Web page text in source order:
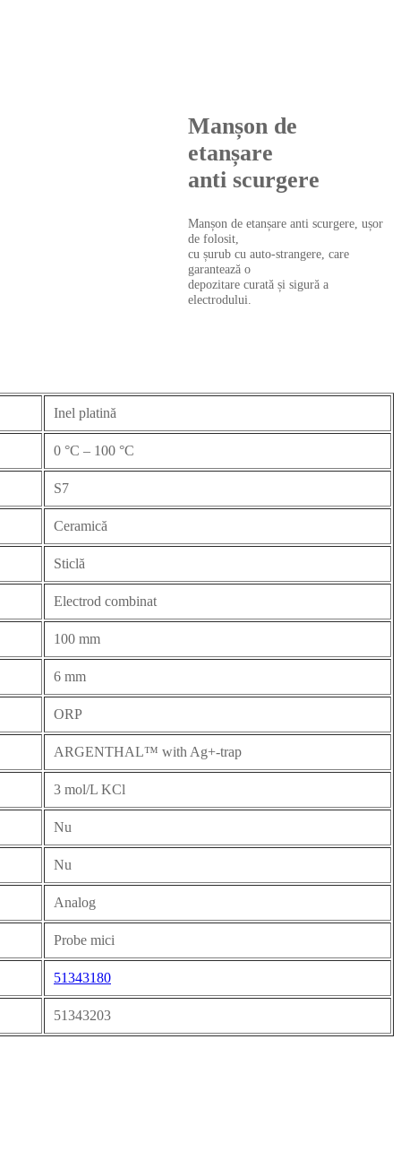
Manșon de
etanșare
anti scurgere
Manșon de etanșare anti scurgere, ușor
de folosit,
cu șurub cu auto-strangere, care
garantează o
depozitare curată și sigură a
electrodului.
Inel platină
0 °C – 100 °C
S7
Ceramică
Sticlă
Electrod combinat
100 mm
6 mm
ORP
ARGENTHAL™ with Ag+-trap
3 mol/L KCl
Nu
Nu
Analog
Probe mici
51343180
51343203